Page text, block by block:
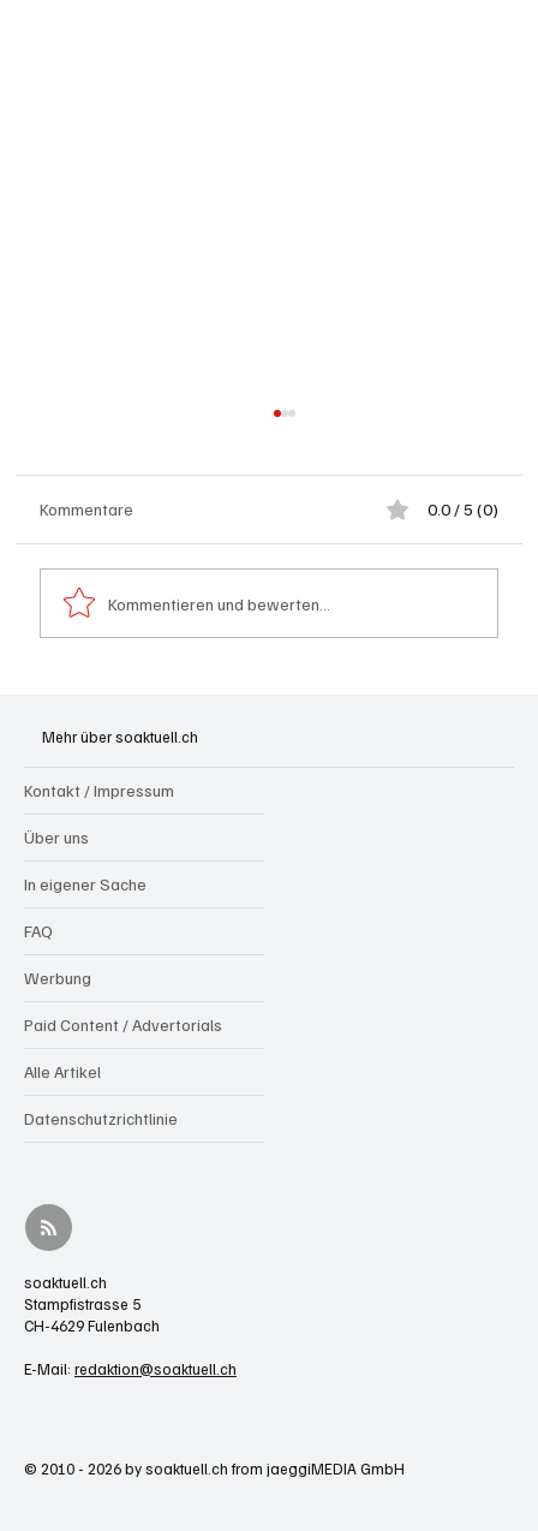
Kommentare 0.0 / 5 (0)
Kommentieren und bewerten...
Mehr über soaktuell.ch
Kontakt / Impressum
Über uns
In eigener Sache
FAQ
Werbung
Paid Content / Advertorials
Alle Artikel
Datenschutzrichtlinie
soaktuell.ch
Stampfistrasse 5
CH-4629 Fulenbach
E-Mail: redaktion@soaktuell.ch
© 2010 - 2026 by soaktuell.ch from jaeggiMEDIA GmbH